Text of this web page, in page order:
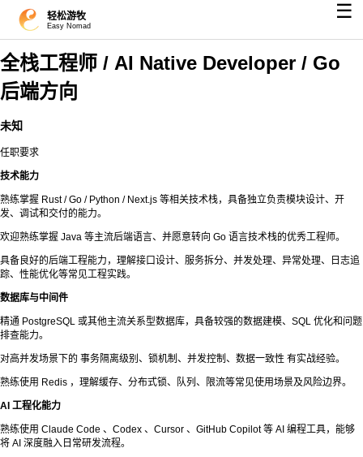
轻松游牧
Easy Nomad
☰
全栈工程师 / AI Native Developer / Go
后端方向
未知
任职要求
技术能力
熟练掌握 Rust / Go / Python / Next.js 等相关技术栈，具备独立负责模块设计、开
发、调试和交付的能力。
欢迎熟练掌握 Java 等主流后端语言、并愿意转向 Go 语言技术栈的优秀工程师。
具备良好的后端工程能力，理解接口设计、服务拆分、并发处理、异常处理、日志追
踪、性能优化等常见工程实践。
数据库与中间件
精通 PostgreSQL 或其他主流关系型数据库，具备较强的数据建模、SQL 优化和问题
排查能力。
对高并发场景下的 事务隔离级别、锁机制、并发控制、数据一致性 有实战经验。
熟练使用 Redis ，理解缓存、分布式锁、队列、限流等常见使用场景及风险边界。
AI 工程化能力
熟练使用 Claude Code 、Codex 、Cursor 、GitHub Copilot 等 AI 编程工具，能够
将 AI 深度融入日常研发流程。